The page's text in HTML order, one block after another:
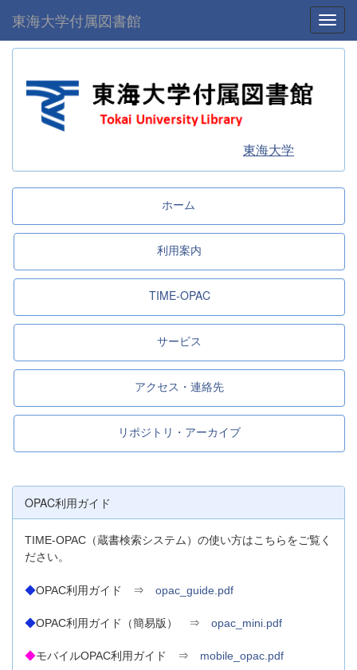
東海大学付属図書館
東海大学
ホーム
利用案内
TIME-OPAC
サービス
アクセス・連絡先
リポジトリ・アーカイブ
OPAC利用ガイド
TIME-OPAC（蔵書検索システム）の使い方はこちらをご覧く
ださい。
◆OPAC利用ガイド ⇒ opac_guide.pdf
◆OPAC利用ガイド（簡易版） ⇒ opac_mini.pdf
◆モバイルOPAC利用ガイド ⇒ mobile_opac.pdf